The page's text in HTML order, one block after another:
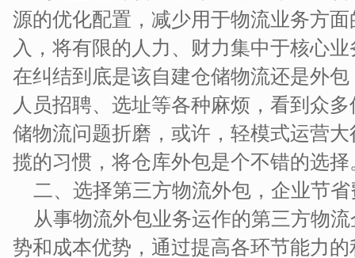
源的优化配置，减少用于物流业务方
入，将有限的人力、财力集中于核心
在纠结到底是该自建仓储物流还是外
人员招聘、选址等各种麻烦，看到众
储物流问题折磨，或许，轻模式运营
揽的习惯，将仓库外包是个不错的选择
二、选择第三方物流外包，企业节
从事物流外包业务运作的第三方物
势和成本优势，通过提高各环节能力